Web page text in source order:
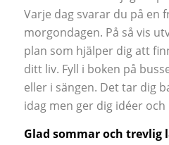
Varje dag svarar du på en
morgondagen. På så vis
plan som hjälper dig att
ditt liv. Fyll i boken på
eller i sängen. Det tar dig
idag men ger dig idéer
Glad sommar och trevlig